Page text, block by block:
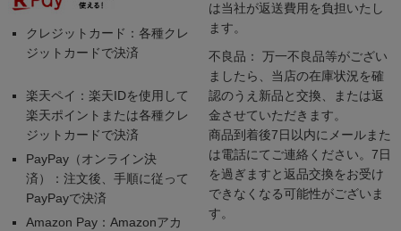
クレジットカード：各種クレ
ジットカードで決済
楽天ペイ：楽天IDを使用して
楽天ポイントまたは各種クレ
ジットカードで決済
PayPay（オンライン決
済）：注文後、手順に従って
PayPayで決済
Amazon Pay：Amazonアカ
は当社が返送費用を負担いたし
ます。
不良品： 万一不良品等がござい
ましたら、当店の在庫状況を確
認のうえ新品と交換、または返
金させていただきます。
商品到着後7日以内にメールまた
は電話にてご連絡ください。7日
を過ぎますと返品交換をお受け
できなくなる可能性がございま
す。